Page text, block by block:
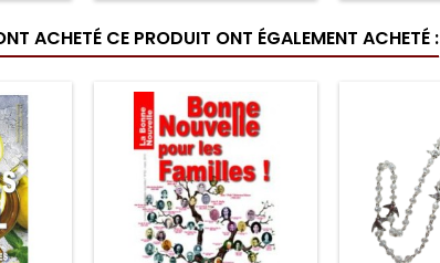
ACHETÉ CE PRODUIT ONT ÉGALEMENT ACHETÉ :